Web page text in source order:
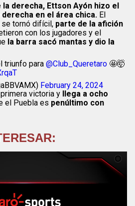
derecha, Ettson Ayón hizo el
en el área chica. El
tornó difícil, parte de la afición
con los jugadores y el
la barra sacó mantas y dio la
triunfo para @Club_Queretaro 🤩🤯
February 24, 2024
victoria y llega a ocho
el Puebla es penúltimo con